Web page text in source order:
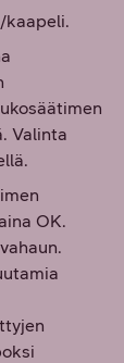
kaapeli.
Valinta
OK.